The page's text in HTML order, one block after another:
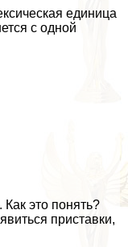
единица
с одной
Как это понять?
приставки,